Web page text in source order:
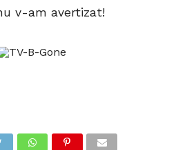
v-am avertizat!